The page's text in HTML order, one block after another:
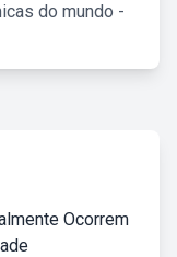
do mundo -
Ocorrem